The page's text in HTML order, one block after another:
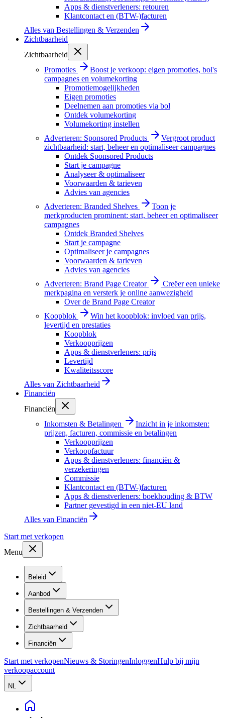
Apps & dienstverleners: retouren
Klantcontact en (BTW-)facturen
Alles van Bestellingen & Verzenden
Zichtbaarheid
Zichtbaarheid
Promoties
Boost je verkoop: eigen promoties, bol's
campagnes en volumekorting
Promotiemogelijkheden
Eigen promoties
Deelnemen aan promoties via bol
Ontdek volumekorting
Volumekorting instellen
Adverteren: Sponsored Products
Vergroot product
zichtbaarheid: start, beheer en optimaliseer campagnes
Ontdek Sponsored Products
Start je campagne
Analyseer & optimaliseer
Voorwaarden & tarieven
Advies van agencies
Adverteren: Branded Shelves
Toon je
merkproducten prominent: start, beheer en optimaliseer
campagnes
Ontdek Branded Shelves
Start je campagne
Optimaliseer je campagnes
Voorwaarden & tarieven
Advies van agencies
Adverteren: Brand Page Creator
Creëer een unieke
merkpagina en versterk je online aanwezigheid
Over de Brand Page Creator
Koopblok
Win het koopblok: invloed van prijs,
levertijd en prestaties
Koopblok
Verkoopprijzen
Apps & dienstverleners: prijs
Levertijd
Kwaliteitsscore
Alles van Zichtbaarheid
Financiën
Financiën
Inkomsten & Betalingen
Inzicht in je inkomsten:
prijzen, facturen, commissie en betalingen
Verkoopprijzen
Verkoopfactuur
Apps & dienstverleners: financiën &
verzekeringen
Commissie
Klantcontact en (BTW-)facturen
Apps & dienstverleners: boekhouding & BTW
Partner gevestigd in een niet-EU land
Alles van Financiën
Start met verkopen
Menu
Beleid
Aanbod
Bestellingen & Verzenden
Zichtbaarheid
Financiën
Start met verkopenNieuws & StoringenInloggenHulp bij mijn
verkoopaccount
NL